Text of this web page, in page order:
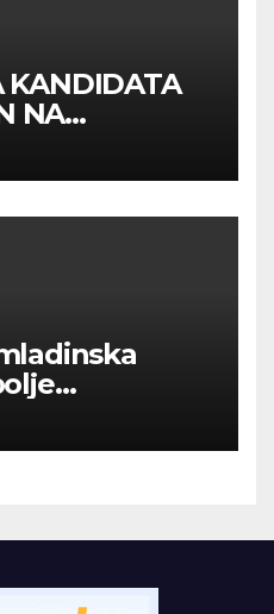
KANDIDATA
NA